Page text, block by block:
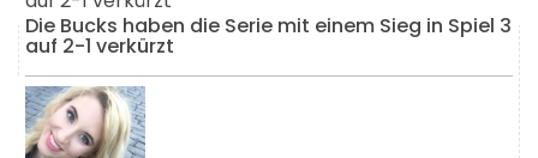
Die Bucks haben die Serie mit einem Sieg in Spiel 3
auf 2-1 verkürzt